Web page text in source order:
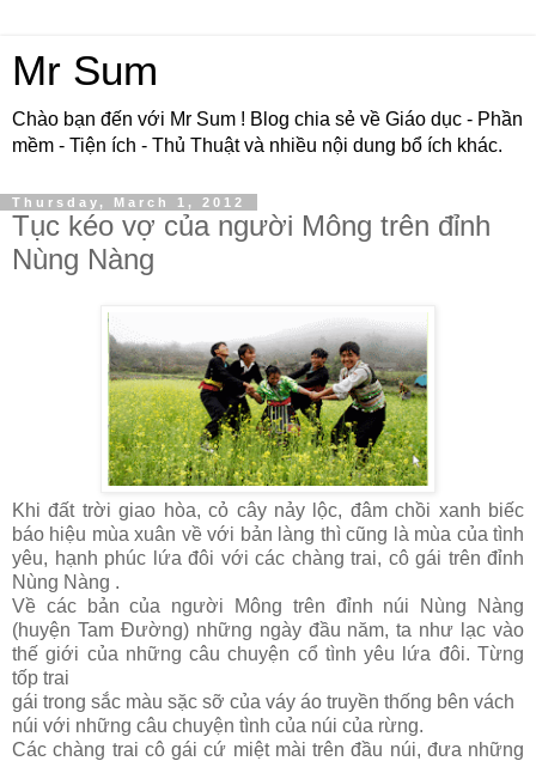
Mr Sum
Chào bạn đến với Mr Sum ! Blog chia sẻ về Giáo dục - Phần
mềm - Tiện ích - Thủ Thuật và nhiều nội dung bổ ích khác.
Thursday, March 1, 2012
Tục kéo vợ của người Mông trên đỉnh
Nùng Nàng
Khi đất trời giao hòa, cỏ cây nảy lộc, đâm chồi xanh biếc
báo hiệu mùa xuân về với bản làng thì cũng là mùa của tình
yêu, hạnh phúc lứa đôi với các chàng trai, cô gái trên đỉnh
Nùng Nàng .
Về các bản của người Mông trên đỉnh núi Nùng Nàng
(huyện Tam Đường) những ngày đầu năm, ta như lạc vào
thế giới của những câu chuyện cổ tình yêu lứa đôi. Từng
tốp trai
gái trong sắc màu sặc sỡ của váy áo truyền thống bên vách
núi với những câu chuyện tình của núi của rừng.
Các chàng trai cô gái cứ miệt mài trên đầu núi, đưa những